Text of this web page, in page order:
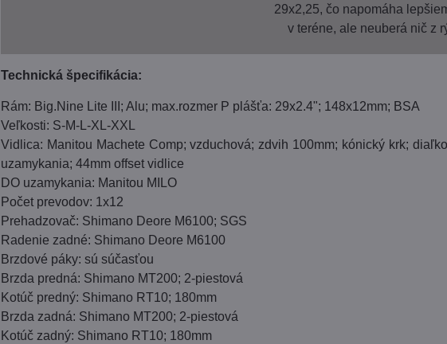
29x2,25, čo napomáha
v teréne, ale neuberá nič z
Technická špecifikácia:
Rám: Big.Nine Lite III; Alu; max.rozmer P plášťa: 29x2.4"; 148x12mm; BSA
Veľkosti: S-M-L-XL-XXL
Vidlica: Manitou Machete Comp; vzduchová; zdvih 100mm; kónický krk;
uzamykania; 44mm offset vidlice
DO uzamykania: Manitou MILO
Počet prevodov: 1x12
Prehadzovač: Shimano Deore M6100; SGS
Radenie zadné: Shimano Deore M6100
Brzdové páky: sú súčasťou
Brzda predná: Shimano MT200; 2-piestová
Kotúč predný: Shimano RT10; 180mm
Brzda zadná: Shimano MT200; 2-piestová
Kotúč zadný: Shimano RT10; 180mm